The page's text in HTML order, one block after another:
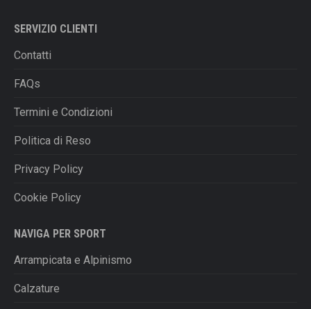
SERVIZIO CLIENTI
Contatti
FAQs
Termini e Condizioni
Politica di Reso
Privacy Policy
Cookie Policy
NAVIGA PER SPORT
Arrampicata e Alpinismo
Calzature